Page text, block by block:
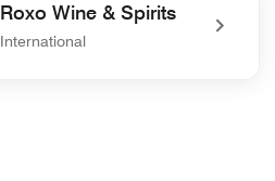
Roxo Wine & Spirits
International